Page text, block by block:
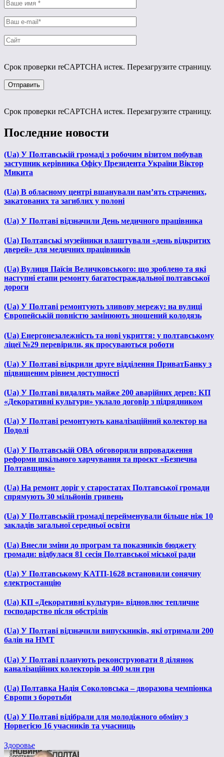
Срок проверки reCAPTCHA истек. Перезагрузите страницу.
Срок проверки reCAPTCHA истек. Перезагрузите страницу.
Последние новости
(Ua) У Полтавській громаді з робочим візитом побував
заступник керівника Офісу Президента України Віктор
Микита
(Ua) В обласному центрі вшанували пам’ять страчених,
закатованих та загиблих у полоні
(Ua) У Полтаві відзначили День медичного працівника
(Ua) Полтавські музейники влаштували «день відкритих
дверей» для медичних працівників
(Ua) Вулиця Паїсія Величковського: що зроблено та які
наступні етапи ремонту багатостраждальної полтавської
дороги
(Ua) У Полтаві ремонтують зливову мережу: на вулиці
Європейській повністю замінюють зношений колодязь
(Ua) Енергонезалежність та нові укриття: у полтавському
ліцеї №29 перевірили, як просуваються роботи
(Ua) У Полтаві відкрили друге відділення ПриватБанку з
підвищеним рівнем доступності
(Ua) У Полтаві видалять майже 200 аварійних дерев: КП
«Декоративні культури» уклало договір з підрядником
(Ua) У Полтаві ремонтують каналізаційний колектор на
Подолі
(Ua) У Полтавській ОВА обговорили впровадження
реформи шкільного харчування та проєкт «Безпечна
Полтавщина»
(Ua) На ремонт доріг у старостатах Полтавської громади
спрямують 30 мільйонів гривень
(Ua) У Полтавській громаді перейменували більше ніж 10
закладів загальної середньої освіти
(Ua) Внесли зміни до програм та показників бюджету
громади: відбулася 81 сесія Полтавської міської ради
(Ua) У Полтавському КАТП-1628 встановили сонячну
електростанцію
(Ua) КП «Декоративні культури» відновлює тепличне
господарство після обстрілів
(Ua) У Полтаві відзначили випускників, які отримали 200
балів на НМТ
(Ua) У Полтаві планують реконструювати 8 ділянок
каналізаційних колекторів за 400 млн грн
(Ua) Полтавка Надія Соколовська – дворазова чемпіонка
Європи з боротьби
(Ua) У Полтаві відібрали для молодіжного обміну з
Норвегією 16 учасників та учасниць
Здоровье